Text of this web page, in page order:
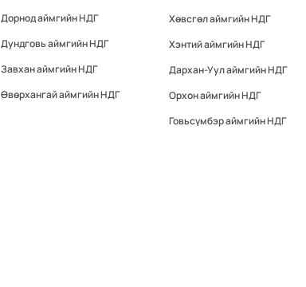
Дорнод аймгийн НДГ
Дундговь аймгийн НДГ
Завхан аймгийн НДГ
Өвөрхангай аймгийн НДГ
Хөвсгөл аймгийн НДГ
Хэнтий аймгийн НДГ
Дархан-Уул аймгийн НДГ
Орхон аймгийн НДГ
Говьсүмбэр аймгийн НДГ